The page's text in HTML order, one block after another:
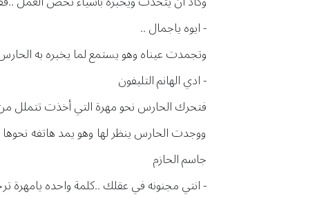
- ايوه ياجمال ..
وتجمدت عيناه وهو يستمع لما يخبره به
- ادي الهانم التليفون
فتحرك الحارس نحو مهرة التي أخذت تتملل
ووجدت الحارس ينظر لها وهو يمد هاتفه
جاسم الحازم
- انتي مجنونه في عقلك ..كلمة واحده يامهرة